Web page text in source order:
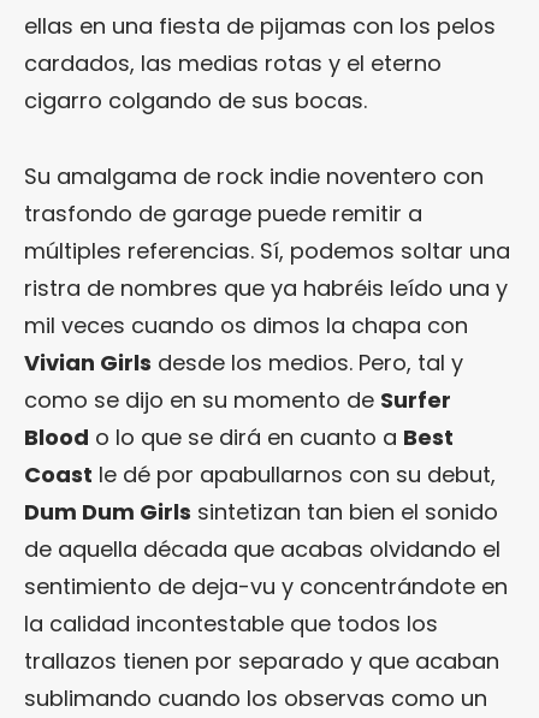
ellas en una fiesta de pijamas con los pelos
cardados, las medias rotas y el eterno
cigarro colgando de sus bocas.
Su amalgama de rock indie noventero con
trasfondo de garage puede remitir a
múltiples referencias. Sí, podemos soltar una
ristra de nombres que ya habréis leído una y
mil veces cuando os dimos la chapa con
Vivian Girls desde los medios. Pero, tal y
como se dijo en su momento de Surfer
Blood o lo que se dirá en cuanto a Best
Coast le dé por apabullarnos con su debut,
Dum Dum Girls sintetizan tan bien el sonido
de aquella década que acabas olvidando el
sentimiento de deja-vu y concentrándote en
la calidad incontestable que todos los
trallazos tienen por separado y que acaban
sublimando cuando los observas como un